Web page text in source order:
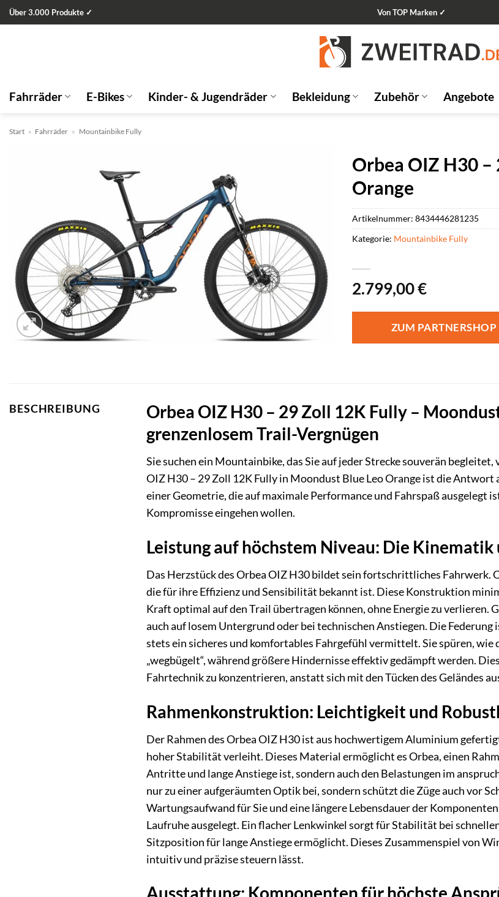
Zum
Inhalt
Über 3.000 Produkte ✓ Von TOP Marken ✓
Fahrräder E-Bikes Kinder- & Jugendräder Bekleidung Zubehör Angebote
Start » Fahrräder » Mountainbike Fully
Orbea OIZ H30
Orange
2.799,00€
ZUM PARTNERSHOP
Artikelnummer: 8434446281235
Kategorie: Mountainbike Fully
BESCHREIBUNG
Orbea OIZ H30 – 29 Zoll 12K Fully –
grenzenlosem Trail-Vergnügen
Sie suchen ein Mountainbike, das Sie auf jeder Strecke souverän
OIZ H30 – 29 Zoll 12K Fully in Moondust Blue Leo Orange ist die
einer Geometrie, die auf maximale Performance und Fahrspaß
Kompromisse eingehen wollen.
Leistung auf höchstem Niveau: Die Kinematik
Das Herzstück des Orbea OIZ H30 bildet sein fortschrittliches
die für ihre Effizienz und Sensibilität bekannt ist. Diese Konstruktion
Kraft optimal auf den Trail übertragen können, ohne Energie zu
auch auf losem Untergrund oder bei technischen Anstiegen. Die
stets ein sicheres und komfortables Fahrgefühl vermittelt. Sie spüren,
„wegbügelt“, während größere Hindernisse effektiv gedämpft werden.
Fahrtechnik zu konzentrieren, anstatt sich mit den Tücken des Geländes
Rahmenkonstruktion: Leichtigkeit und
Der Rahmen des Orbea OIZ H30 ist aus hochwertigem Aluminium
hoher Stabilität verleiht. Dieses Material ermöglicht es Orbea, einen
Antritte und lange Anstiege ist, sondern auch den Belastungen im
nur zu einer aufgeräumten Optik bei, sondern schützt die Züge auch vor
Wartungsaufwand für Sie und eine längere Lebensdauer der
Laufruhe ausgelegt. Ein flacher Lenkwinkel sorgt für Stabilität bei
Sitzposition für lange Anstiege ermöglicht. Dieses Zusammenspiel von
intuitiv und präzise steuern lässt.